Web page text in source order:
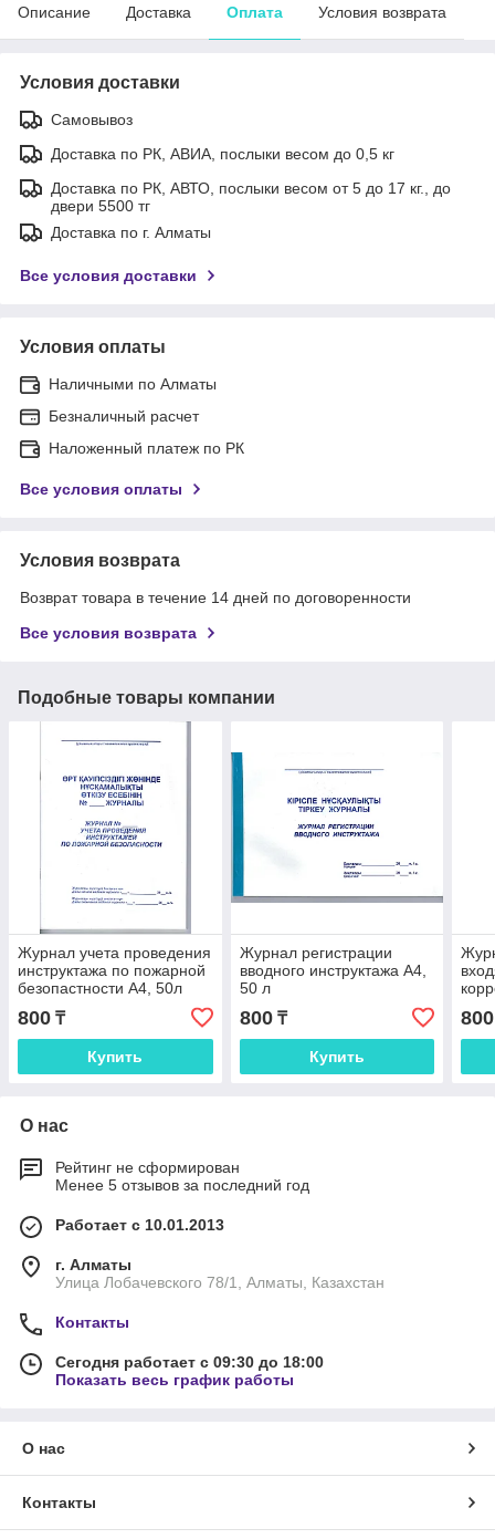
Описание Доставка Оплата Условия возврата
Условия доставки
Самовывоз
Доставка по РК, АВИА, послыки весом до 0,5 кг
Доставка по РК, АВТО, послыки весом от 5 до 17 кг., до
двери 5500 тг
Доставка по г. Алматы
Все условия доставки
Условия оплаты
Наличными по Алматы
Безналичный расчет
Наложенный платеж по РК
Все условия оплаты
Условия возврата
Возврат товара в течение 14 дней по договоренности
Все условия возврата
Подобные товары компании
Журнал учета проведения
инструктажа по пожарной
безопастности А4, 50л
800 ₸
Купить
Журнал регистрации
вводного инструктажа А4,
50 л
800₸
Купить
800
О нас
Рейтинг не сформирован
Менее 5 отзывов за последний год
Работает с 10.01.2013
г. Алматы
Улица Лобачевского 78/1, Алматы, Казахстан
Контакты
Сегодня работает с 09:30 до 18:00
Показать весь график работы
О нас
Контакты